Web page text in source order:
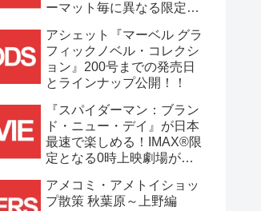
ーマット毎に異なる限定ビ
える！！
アシェット『マーベル グラ
フィックノベル・コレクシ
ョン』200号までの発売日
とラインナップ公開！！
『スパイダーマン：ブラン
ド・ニュー・デイ』が日本
最速で楽しめる！IMAX®限
定となる0時上映劇場が決
アメコミ・アメトイショッ
プ散策 秋葉原～上野編